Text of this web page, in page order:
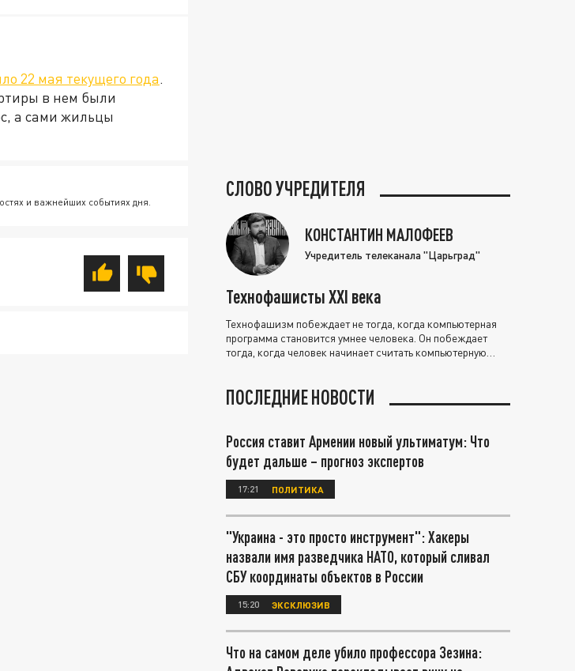
22 мая текущего года.
в нем были
а сами жильцы
и важнейших событиях дня.
СЛОВО УЧРЕДИТЕЛЯ
КОНСТАНТИН МАЛОФЕЕВ
Учредитель телеканала "Царьград"
Технофашисты XXI века
Технофашизм побеждает не тогда, когда компьютерная
программа становится умнее человека. Он побеждает
тогда, когда человек начинает считать компьютерную
ПОСЛЕДНИЕ НОВОСТИ
Россия ставит Армении новый ультиматум: Что
будет дальше – прогноз экспертов
17:21 ПОЛИТИКА
"Украина - это просто инструмент": Хакеры
назвали имя разведчика НАТО, который сливал
СБУ координаты объектов в России
15:20 ЭКСКЛЮЗИВ
Что на самом деле убило профессора Зезина: